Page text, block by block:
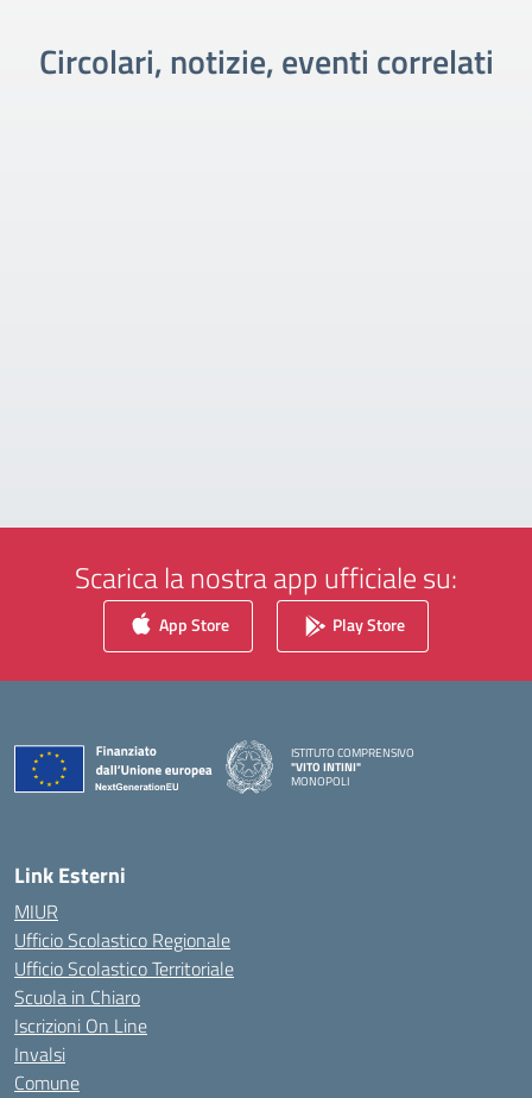
Circolari, notizie, eventi correlati
Scarica la nostra app ufficiale su:
App Store Play Store
ISTITUTO COMPRENSIVO
"VITO INTINI"
MONOPOLI
Link Esterni
MIUR
Ufficio Scolastico Regionale
Ufficio Scolastico Territoriale
Scuola in Chiaro
Iscrizioni On Line
Invalsi
Comune